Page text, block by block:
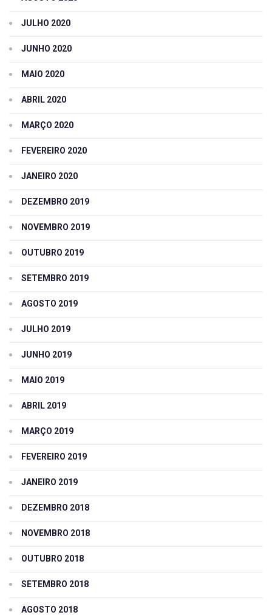
JULHO 2020
JUNHO 2020
MAIO 2020
ABRIL 2020
MARÇO 2020
FEVEREIRO 2020
JANEIRO 2020
DEZEMBRO 2019
NOVEMBRO 2019
OUTUBRO 2019
SETEMBRO 2019
AGOSTO 2019
JULHO 2019
JUNHO 2019
MAIO 2019
ABRIL 2019
MARÇO 2019
FEVEREIRO 2019
JANEIRO 2019
DEZEMBRO 2018
NOVEMBRO 2018
OUTUBRO 2018
SETEMBRO 2018
AGOSTO 2018